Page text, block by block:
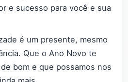
e sucesso para você e sua
é um presente, mesmo
Que o Ano Novo te
bom e que possamos nos